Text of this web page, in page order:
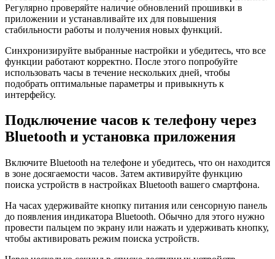
Регулярно проверяйте наличие обновлений прошивки в
приложении и устанавливайте их для повышения
стабильности работы и получения новых функций.
Синхронизируйте выбранные настройки и убедитесь, что все
функции работают корректно. После этого попробуйте
использовать часы в течение нескольких дней, чтобы
подобрать оптимальные параметры и привыкнуть к
интерфейсу.
Подключение часов к телефону через
Bluetooth и установка приложения
Включите Bluetooth на телефоне и убедитесь, что он находится
в зоне досягаемости часов. Затем активируйте функцию
поиска устройств в настройках Bluetooth вашего смартфона.
На часах удерживайте кнопку питания или сенсорную панель
до появления индикатора Bluetooth. Обычно для этого нужно
провести пальцем по экрану или нажать и удерживать кнопку,
чтобы активировать режим поиска устройств.